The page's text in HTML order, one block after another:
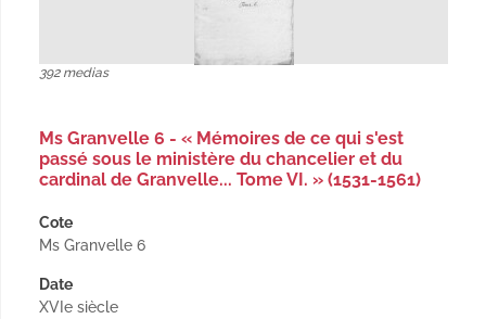
392 medias
Ms Granvelle 6 - « Mémoires de ce qui s'est
passé sous le ministère du chancelier et du
cardinal de Granvelle... Tome VI. » (1531-1561)
Cote
Ms Granvelle 6
Date
XVIe siècle